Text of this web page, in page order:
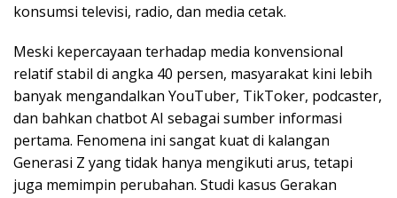
konsumsi televisi, radio, dan media cetak.
Meski kepercayaan terhadap media konvensional
relatif stabil di angka 40 persen, masyarakat kini lebih
banyak mengandalkan YouTuber, TikToker, podcaster,
dan bahkan chatbot AI sebagai sumber informasi
pertama. Fenomena ini sangat kuat di kalangan
Generasi Z yang tidak hanya mengikuti arus, tetapi
juga memimpin perubahan. Studi kasus Gerakan